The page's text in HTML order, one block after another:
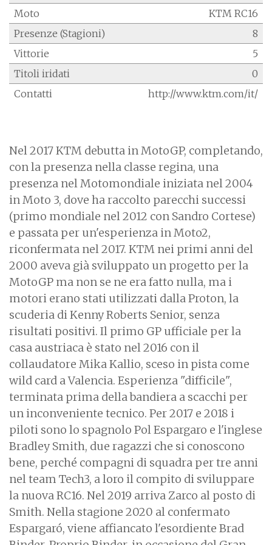
Moto
KTM RC16
Presenze (Stagioni)
8
Vittorie
5
Titoli iridati
0
Contatti
http://www.ktm.com/it/
Nel 2017 KTM debutta in MotoGP, completando,
con la presenza nella classe regina, una
presenza nel Motomondiale iniziata nel 2004
in Moto 3, dove ha raccolto parecchi successi
(primo mondiale nel 2012 con Sandro Cortese)
e passata per un'esperienza in Moto2,
riconfermata nel 2017. KTM nei primi anni del
2000 aveva già sviluppato un progetto per la
MotoGP ma non se ne era fatto nulla, ma i
motori erano stati utilizzati dalla Proton, la
scuderia di Kenny Roberts Senior, senza
risultati positivi. Il primo GP ufficiale per la
casa austriaca è stato nel 2016 con il
collaudatore Mika Kallio, sceso in pista come
wild card a Valencia. Esperienza "difficile",
terminata prima della bandiera a scacchi per
un inconveniente tecnico. Per 2017 e 2018 i
piloti sono lo spagnolo Pol Espargaro e l'inglese
Bradley Smith, due ragazzi che si conoscono
bene, perché compagni di squadra per tre anni
nel team Tech3, a loro il compito di sviluppare
la nuova RC16. Nel 2019 arriva Zarco al posto di
Smith. Nella stagione 2020 al confermato
Espargaró, viene affiancato l'esordiente Brad